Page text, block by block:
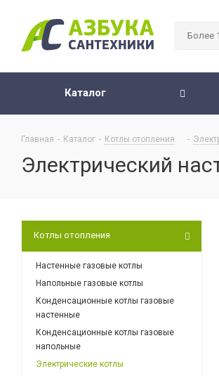
Каталог
Главная - Каталог - Котлы отопления -
Электрический
Котлы отопления
Настенные газовые котлы
Напольные газовые котлы
Конденсационные котлы газовые
настенные
Конденсационные котлы газовые
напольные
Электрические котлы